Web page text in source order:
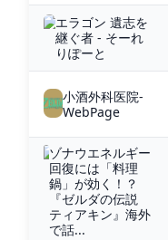
エラゴン 遺志を
継ぐ者 - そーれ
りぽーと
小酒外科医院-
WebPage
ゾナウエネルギー
回復には「料理
鍋」が効く！？
『ゼルダの伝説
ティアキン』海外
で話...